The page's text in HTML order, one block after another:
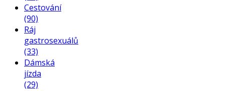
Cestování
(90)
Ráj
gastrosexuálů
(33)
Dámská
jízda
(29)